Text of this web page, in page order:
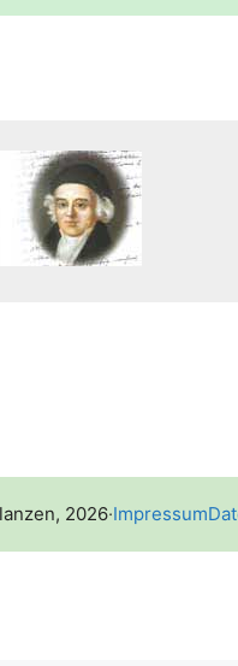
2026·Impressum